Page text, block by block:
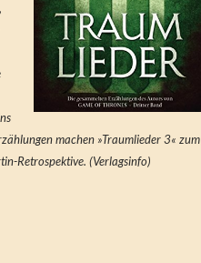
machen »Traumlieder 3« zum
Retrospektive. (Verlagsinfo)